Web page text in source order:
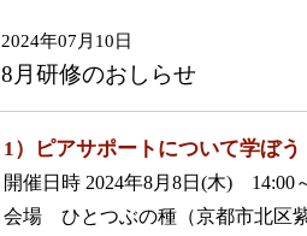
2024年07月10日
8月研修のおしらせ
1）ピアサポートについて学ぼう
開催日時 2024年8月8日(木) 14:00
会場 ひとつぶの種（京都市北区紫